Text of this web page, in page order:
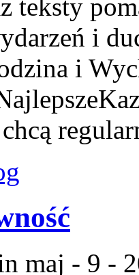
teksty
i
i
maj - 9 -